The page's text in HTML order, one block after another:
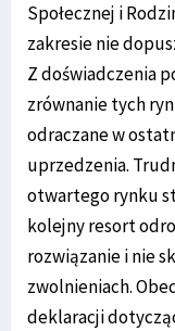
Społecznej i
zakresie nie
Z doświadczenia
zrównanie tych
odraczane w
uprzedzenia.
otwartego rynku
kolejny resort
rozwiązanie i nie
zwolnieniach.
deklaracji